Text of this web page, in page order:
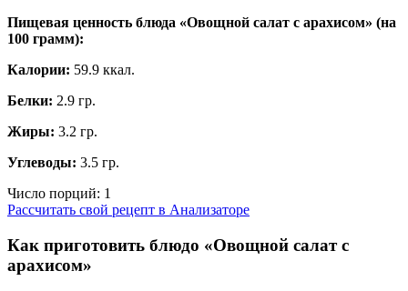
Пищевая ценность блюда «Овощной салат с арахисом» (на
100 грамм):
Калории: 59.9 ккал.
Белки: 2.9 гр.
Жиры: 3.2 гр.
Углеводы: 3.5 гр.
Число порций: 1
Рассчитать свой рецепт в Анализаторе
Как приготовить блюдо «Овощной салат с
арахисом»